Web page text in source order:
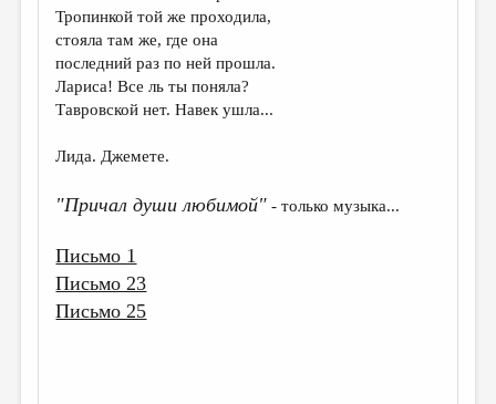
ДЕТСКАЯ КОМНАТА
КНИЖНАЯ ПОЛКА
ОБЗОР ЛИТЕРАТУРЫ
СТРАНИЦЫ ПАМЯТИ
РЕДКОЛЛЕГИЯ
ОТ РЕДАКЦИИ
Тропинкой той же проходила,
стояла там же, где она
последний раз по ней прошла.
Лариса! Все ль ты поняла?
Тавровской нет. Навек ушла...
Лида. Джемете.
"Причал души любимой" - только музыка...
Письмо 1
Письмо 23
Письмо 25